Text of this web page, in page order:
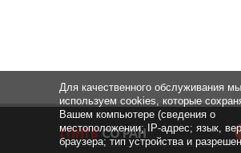
Для качественного обслуживания мы
используем cookies, которые
Вашем компьютере (сведения о
местоположении; IP-адрес; язык,
браузера; тип устройства и